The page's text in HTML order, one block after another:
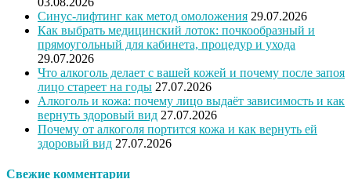
Синус-лифтинг как метод омоложения 29.07.2026
Как выбрать медицинский лоток: почкообразный и
прямоугольный для кабинета, процедур и ухода
29.07.2026
Что алкоголь делает с вашей кожей и почему после запоя
лицо стареет на годы 27.07.2026
Алкоголь и кожа: почему лицо выдаёт зависимость и как
вернуть здоровый вид 27.07.2026
Почему от алкоголя портится кожа и как вернуть ей
здоровый вид 27.07.2026
Свежие комментарии